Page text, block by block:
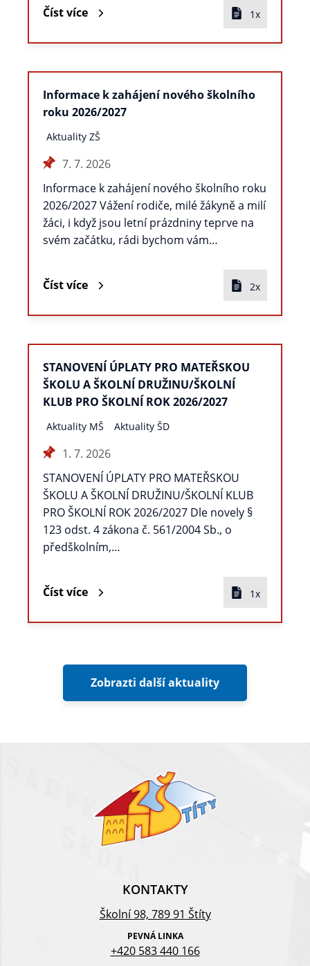
Číst více 1x
Informace k zahájení nového školního
roku 2026/2027
Aktuality ZŠ
7. 7. 2026
Informace k zahájení nového školního roku
2026/2027 Vážení rodiče, milé žákyně a milí
žáci, i když jsou letní prázdniny teprve na
svém začátku, rádi bychom vám…
Číst více 2x
STANOVENÍ ÚPLATY PRO MATEŘSKOU
ŠKOLU A ŠKOLNÍ DRUŽINU/ŠKOLNÍ
KLUB PRO ŠKOLNÍ ROK 2026/2027
Aktuality MŠ Aktuality ŠD
1. 7. 2026
STANOVENÍ ÚPLATY PRO MATEŘSKOU
ŠKOLU A ŠKOLNÍ DRUŽINU/ŠKOLNÍ KLUB
PRO ŠKOLNÍ ROK 2026/2027 Dle novely §
123 odst. 4 zákona č. 561/2004 Sb., o
předškolním,…
Číst více 1x
Zobrazti další aktuality
KONTAKTY
Školní 98, 789 91 Štíty
PEVNÁ LINKA
+420 583 440 166